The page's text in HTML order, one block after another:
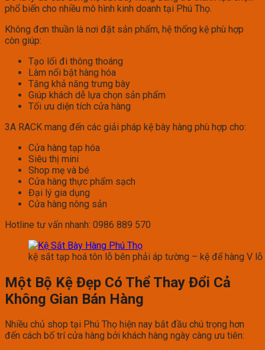
phổ biến cho nhiều mô hình kinh doanh tại Phú Thọ.
Không đơn thuần là nơi đặt sản phẩm, hệ thống kệ phù hợp
còn giúp:
Tạo lối đi thông thoáng
Làm nổi bật hàng hóa
Tăng khả năng trưng bày
Giúp khách dễ lựa chọn sản phẩm
Tối ưu diện tích cửa hàng
3A RACK mang đến các giải pháp kệ bày hàng phù hợp cho:
Cửa hàng tạp hóa
Siêu thị mini
Shop mẹ và bé
Cửa hàng thực phẩm sạch
Đại lý gia dụng
Cửa hàng nông sản
Hotline tư vấn nhanh: 0986 889 570
kệ sắt tạp hoá tôn lỗ bên phải áp tường – kệ để hàng V
Một Bộ Kệ Đẹp Có Thể Thay Đổi Cả
Không Gian Bán Hàng
Nhiều chủ shop tại Phú Thọ hiện nay bắt đầu chú trọng hơn
đến cách bố trí cửa hàng bởi khách hàng ngày càng ưu tiên: